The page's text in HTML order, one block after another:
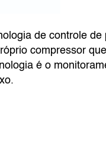
de controle
compressor
é o